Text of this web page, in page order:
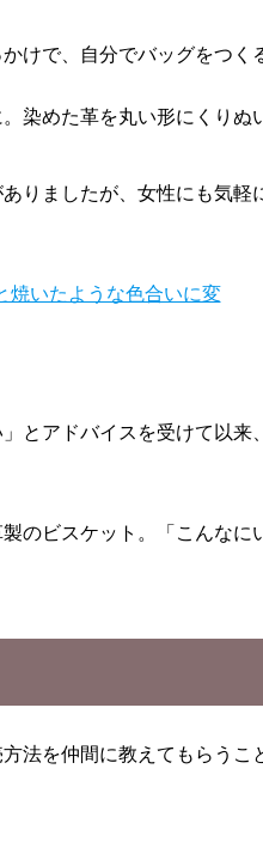
けで、自分でバッグをつく
染めた革を丸い形にくりぬ
りましたが、女性にも気
とアドバイスを受けて以
のビスケット。「こんな
法を仲間に教えてもらう